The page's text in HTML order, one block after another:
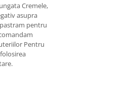
Cremele,
asupra
pentru
Pentru